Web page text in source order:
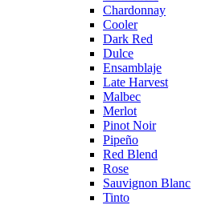
Chardonnay
Cooler
Dark Red
Dulce
Ensamblaje
Late Harvest
Malbec
Merlot
Pinot Noir
Pipeño
Red Blend
Rose
Sauvignon Blanc
Tinto